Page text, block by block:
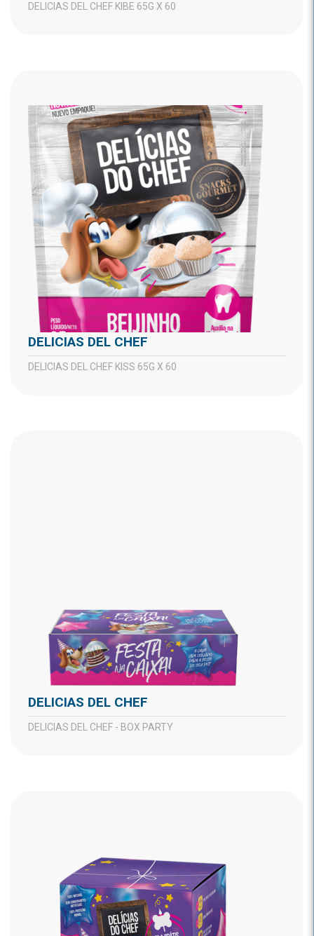
DELICIAS DEL CHEF KIBE 65G X 60
DELICIAS DEL CHEF
DELICIAS DEL CHEF KISS 65G X 60
DELICIAS DEL CHEF
DELICIAS DEL CHEF - BOX PARTY